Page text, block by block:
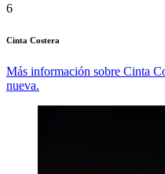
6
Cinta Costera
Más información sobre Cinta
nueva.